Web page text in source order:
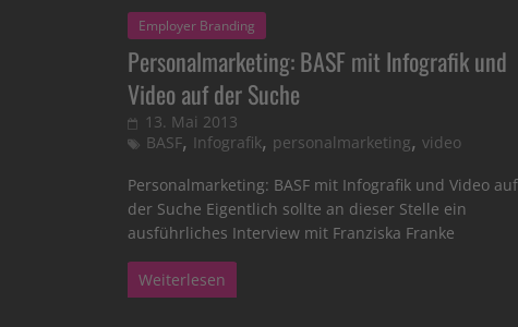
Employer Branding
Personalmarketing: BASF mit Infografik und
Video auf der Suche
13. Mai 2013
BASF, Infografik, personalmarketing, video
Personalmarketing: BASF mit Infografik und Video auf
der Suche Eigentlich sollte an dieser Stelle ein
ausführliches Interview mit Franziska Franke
Weiterlesen